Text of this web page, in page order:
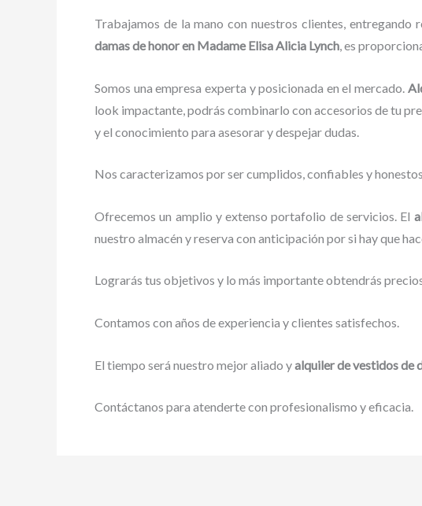
Trabajamos de la mano con nuestros clientes,
damas de honoren Madame Elisa Alicia Lynch, es
Somos una empresa experta y posicionada en el mercado.
look impactante, podrás combinarlo con accesorios de tu
y el conocimiento para asesorar y despejar dudas.
Nos caracterizamos por ser cumplidos, confiables y
Ofrecemos un amplio y extenso portafolio de servicios. El
nuestro almacén y reserva con anticipación por si hay que
Lograrás tus objetivos y lo más importante obtendrás
Contamos con años de experiencia y clientes satisfechos.
El tiempo será nuestro mejor aliado yalquiler de vestidos de
Contáctanos para atenderte con profesionalismo y eficacia.